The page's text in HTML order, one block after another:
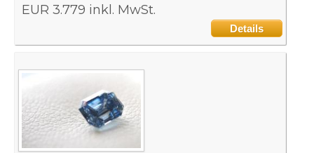
EUR 3.779 inkl. MwSt.
Details